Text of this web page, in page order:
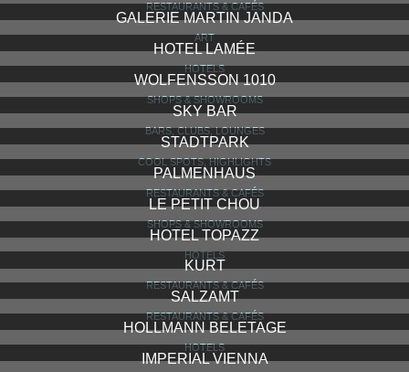
RESTAURANTS & CAFÉS
GALERIE MARTIN JANDA
ART
HOTEL LAMÉE
HOTELS
WOLFENSSON 1010
SHOPS & SHOWROOMS
SKY BAR
BARS, CLUBS, LOUNGES
STADTPARK
COOL SPOTS, HIGHLIGHTS
PALMENHAUS
RESTAURANTS & CAFÉS
LE PETIT CHOU
SHOPS & SHOWROOMS
HOTEL TOPAZZ
HOTELS
KURT
RESTAURANTS & CAFÉS
SALZAMT
RESTAURANTS & CAFÉS
HOLLMANN BELETAGE
HOTELS
IMPERIAL VIENNA